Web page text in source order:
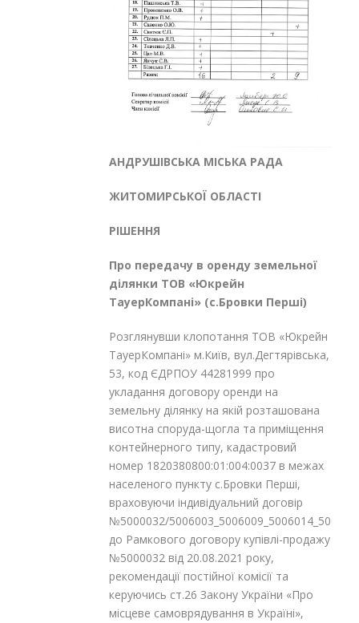
АНДРУШІВСЬКА МІСЬКА РАДА
ЖИТОМИРСЬКОЇ ОБЛАСТІ
РІШЕННЯ
Про передачу в оренду земельної
ділянки ТОВ «Юкрейн
ТауерКомпані» (с.Бровки Перші)
Розглянувши клопотання ТОВ «Юкрейн
ТауерКомпані» м.Київ, вул.Дегтярівська,
53, код ЄДРПОУ 44281999 про
укладання договору оренди на
земельну ділянку на якій розташована
висотна споруда-щогла та приміщення
контейнерного типу, кадастровий
номер 1820380800:01:004:0037 в межах
населеного пункту с.Бровки Перші,
враховуючи індивідуальний договір
№5000032/
до Рамкового договору купівлі-продажу
№5000032 від 20.08.2021 року,
рекомендації постійної комісії та
керуючись ст.26 Закону України «Про
місцеве самоврядування в Україні»,